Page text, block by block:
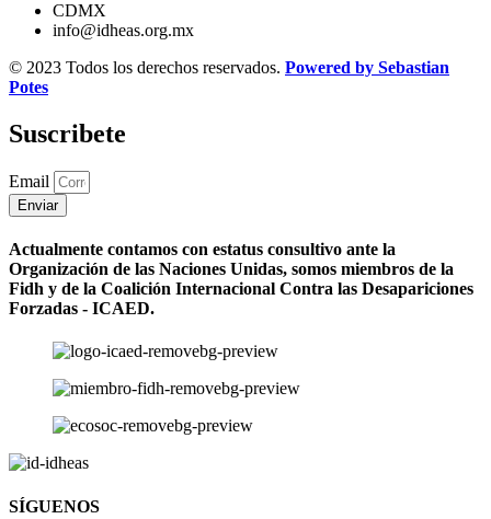
CDMX
info@idheas.org.mx
© 2023 Todos los derechos reservados. Powered by Sebastian
Potes
Suscribete
Email
Enviar
Actualmente contamos con estatus consultivo ante la
Organización de las Naciones Unidas, somos miembros de la
Fidh y de la Coalición Internacional Contra las Desapariciones
Forzadas - ICAED.
SÍGUENOS